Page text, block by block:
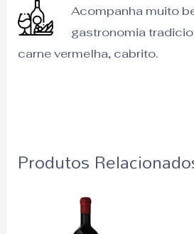
Acompanha muito
gastronomia
carne vermelha, cabrito.
Produtos